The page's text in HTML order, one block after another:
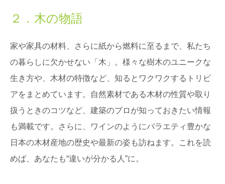
２．木の物語
家や家具の材料、さらに紙から燃料に至るまで、私たち
の暮らしに欠かせない「木」。様々な樹木のユニークな
生き方や、木材の特徴など、知るとワクワクするトリビ
アをまとめています。自然素材である木材の性質や取り
扱うときのコツなど、建築のプロが知っておきたい情報
も満載です。さらに、ワインのようにバラエティ豊かな
日本の木材産地の歴史や最新の姿も訪ねます。これを読
めば、あなたも“違いが分かる人”に。